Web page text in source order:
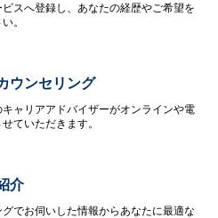
スへ登録し、あなたの経歴やご希望を
。
ウンセリング
ャリアアドバイザーがオンラインや電
ていただきます。
介
でお伺いした情報からあなたに最適な